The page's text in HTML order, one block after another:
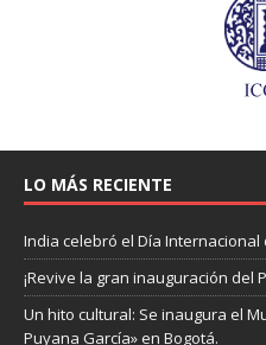
LO MÁS RECIENTE
India celebró el Día Internacional
¡Revive la gran inauguración del
Un hito cultural: Se inaugura el
Puyana García» en Bogotá.